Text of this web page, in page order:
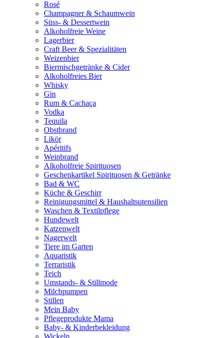
Rosé
Champagner & Schaumwein
Süss- & Dessertwein
Alkoholfreie Weine
Lagerbier
Craft Beer & Spezialitäten
Weizenbier
Biermischgetränke & Cider
Alkoholfreies Bier
Whisky
Gin
Rum & Cachaça
Vodka
Tequila
Obstbrand
Likör
Apéritifs
Weinbrand
Alkoholfreie Spirituosen
Geschenkartikel Spirituosen & Getränke
Bad & WC
Küche & Geschirr
Reinigungsmittel & Haushaltsutensilien
Waschen & Textilpflege
Hundewelt
Katzenwelt
Nagerwelt
Tiere im Garten
Aquaristik
Terraristik
Teich
Umstands- & Stillmode
Milchpumpen
Stillen
Mein Baby
Pflegeprodukte Mama
Baby- & Kinderbekleidung
Wickeln